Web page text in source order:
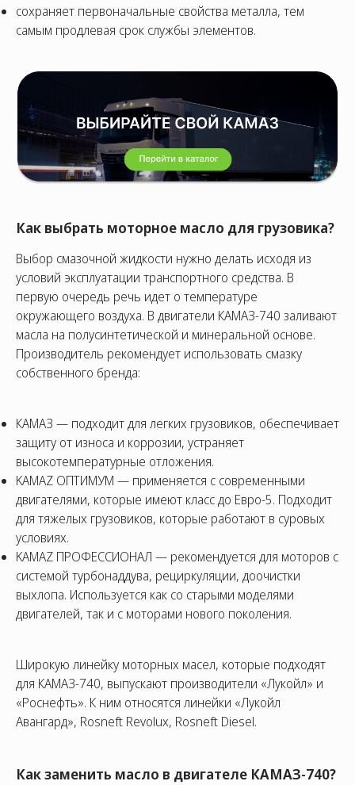
сохраняет первоначальные свойства металла, тем
самым продлевая срок службы элементов.
Как выбрать моторное масло для грузовика?
Выбор смазочной жидкости нужно делать исходя из
условий эксплуатации транспортного средства. В
первую очередь речь идет о температуре
окружающего воздуха. В двигатели КАМАЗ-740 заливают
масла на полусинтетической и минеральной основе.
Производитель рекомендует использовать смазку
собственного бренда:
КАМАЗ — подходит для легких грузовиков, обеспечивает
защиту от износа и коррозии, устраняет
высокотемпературные отложения.
KAMAZ ОПТИМУМ — применяется с современными
двигателями, которые имеют класс до Евро-5. Подходит
для тяжелых грузовиков, которые работают в суровых
условиях.
KAMAZ ПРОФЕССИОНАЛ — рекомендуется для моторов с
системой турбонаддува, рециркуляции, доочистки
выхлопа. Используется как со старыми моделями
двигателей, так и с моторами нового поколения.
Широкую линейку моторных масел, которые подходят
для КАМАЗ-740, выпускают производители «Лукойл» и
«Роснефть». К ним относятся линейки «Лукойл
Авангард», Rosneft Revolux, Rosneft Diesel.
Как заменить масло в двигателе КАМАЗ-740?